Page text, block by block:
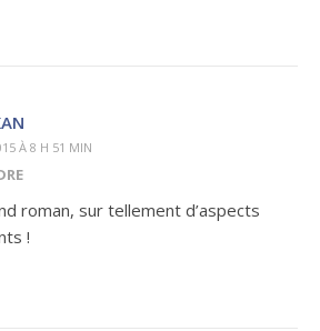
À 8 H 51 MIN
roman, sur tellement d’aspects
!